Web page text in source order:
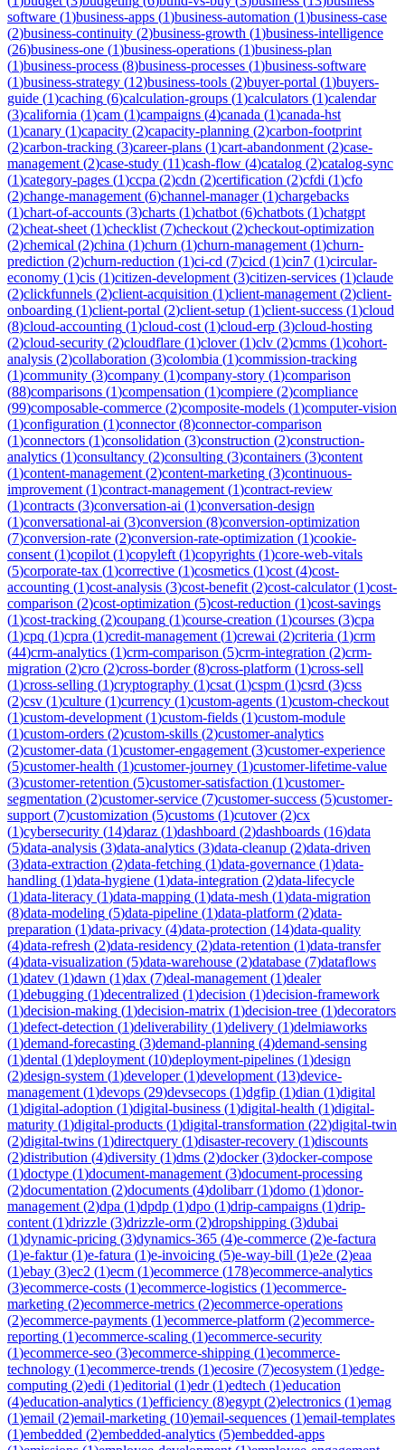
software (1)business-apps (1)business-automation (1)business-case
(2)business-continuity (2)business-growth (1)business-intelligence
(26)business-one (1)business-operations (1)business-plan
(1)business-process (8)business-processes (1)business-software
(1)business-strategy (12)business-tools (2)buyer-portal (1)buyers-
guide (1)caching (6)calculation-groups (1)calculators (1)calendar
(3)california (1)cam (1)campaigns (4)canada (1)canada-hst
(1)canary (1)capacity (2)capacity-planning (2)carbon-footprint
(2)carbon-tracking (3)career-plans (1)cart-abandonment (2)case-
management (2)case-study (11)cash-flow (4)catalog (2)catalog-sync
(1)category-pages (1)ccpa (2)cdn (2)certification (2)cfdi (1)cfo
(2)change-management (6)channel-manager(1)chargebacks
(1)chart-of-accounts (3)charts (1)chatbot (6)chatbots (1)chatgpt
(2)cheat-sheet (1)checklist (7)checkout (2)checkout-optimization
(2)chemical (2)china (1)churn (1)churn-management (1)churn-
prediction (2)churn-reduction (1)ci-cd (7)cicd (1)cin7 (1)circular-
economy (1)cis (1)citizen-development (3)citizen-services (1)claude
(2)clickfunnels (2)client-acquisition (1)client-management (2)client-
onboarding (1)client-portal (2)client-setup (1)client-success (1)cloud
(8)cloud-accounting (1)cloud-cost (1)cloud-erp (3)cloud-hosting
(2)cloud-security (2)cloudflare (1)clover(1)clv (2)cmms (1)cohort-
analysis (2)collaboration (3)colombia (1)commission-tracking
(1)community (3)company (1)company-story (1)comparison
(88)comparisons (1)compensation (1)compiere (2)compliance
(99)composable-commerce (2)composite-models (1)computer-vision
(1)configuration (1)connector(8)connector-comparison
(1)connectors (1)consolidation (3)construction (2)construction-
analytics (1)consultancy (2)consulting (3)containers (3)content
(1)content-management (2)content-marketing (3)continuous-
improvement (1)contract-management (1)contract-review
(1)contracts (3)conversation-ai (1)conversation-design
(1)conversational-ai (3)conversion (8)conversion-optimization
(7)conversion-rate (2)conversion-rate-optimization (1)cookie-
consent (1)copilot (1)copyleft (1)copyrights (1)core-web-vitals
(5)corporate-tax (1)corrective (1)cosmetics (1)cost (4)cost-
accounting (1)cost-analysis (3)cost-benefit (2)cost-calculator(1)cost-
comparison (2)cost-optimization (5)cost-reduction (1)cost-savings
(1)cost-tracking (2)coupang (1)course-creation (1)courses (3)cpa
(1)cpq (1)cpra (1)credit-management (1)crewai (2)criteria (1)crm
(44)crm-analytics (1)crm-comparison (5)crm-integration (2)crm-
migration (2)cro (2)cross-border(8)cross-platform (1)cross-sell
(1)cross-selling (1)cryptography (1)csat (1)cspm (1)csrd (3)css
(2)csv (1)culture (1)currency (1)custom-agents (1)custom-checkout
(1)custom-development (1)custom-fields (1)custom-module
(1)custom-orders (2)custom-skills (2)customer-analytics
(2)customer-data (1)customer-engagement (3)customer-experience
(5)customer-health (1)customer-journey (1)customer-lifetime-value
(3)customer-retention (5)customer-satisfaction (1)customer-
segmentation (2)customer-service (7)customer-success (5)customer-
support (7)customization (5)customs (1)cutover(2)cx
(1)cybersecurity (14)daraz (1)dashboard (2)dashboards (16)data
(5)data-analysis (3)data-analytics (3)data-cleanup (2)data-driven
(3)data-extraction (2)data-fetching (1)data-governance (1)data-
handling (1)data-hygiene (1)data-integration (2)data-lifecycle
(1)data-literacy (1)data-mapping (1)data-mesh (1)data-migration
(8)data-modeling (5)data-pipeline (1)data-platform (2)data-
preparation (1)data-privacy (4)data-protection (14)data-quality
(4)data-refresh (2)data-residency (2)data-retention (1)data-transfer
(4)data-visualization (5)data-warehouse (2)database (7)dataflows
(1)datev (1)dawn (1)dax (7)deal-management (1)dealer
(1)debugging (1)decentralized (1)decision (1)decision-framework
(1)decision-making (1)decision-matrix (1)decision-tree (1)decorators
(1)defect-detection (1)deliverability (1)delivery (1)delmiaworks
(1)demand-forecasting (3)demand-planning (4)demand-sensing
(1)dental (1)deployment (10)deployment-pipelines (1)design
(2)design-system (1)developer(1)development (13)device-
management (1)devops (29)devsecops (1)dgfip (1)dian (1)digital
(1)digital-adoption (1)digital-business (1)digital-health (1)digital-
maturity (1)digital-products (1)digital-transformation (22)digital-twin
(2)digital-twins (1)directquery (1)disaster-recovery (1)discounts
(2)distribution (4)diversity (1)dms (2)docker(3)docker-compose
(1)doctype (1)document-management (3)document-processing
(2)documentation (2)documents (4)dolibarr(1)domo (1)donor-
management (2)dpa (1)dpdp (1)dpo (1)drip-campaigns (1)drip-
content (1)drizzle (3)drizzle-orm (2)dropshipping (3)dubai
(1)dynamic-pricing (3)dynamics-365 (4)e-commerce (2)e-factura
(1)e-faktur(1)e-fatura (1)e-invoicing (5)e-way-bill (1)e2e (2)eaa
(1)ebay (3)ec2 (1)ecm (1)ecommerce (178)ecommerce-analytics
(3)ecommerce-costs (1)ecommerce-logistics (1)ecommerce-
marketing (2)ecommerce-metrics (2)ecommerce-operations
(2)ecommerce-payments (1)ecommerce-platform (2)ecommerce-
reporting (1)ecommerce-scaling (1)ecommerce-security
(1)ecommerce-seo (3)ecommerce-shipping (1)ecommerce-
technology (1)ecommerce-trends (1)ecosire (7)ecosystem (1)edge-
computing (2)edi (1)editorial (1)edr(1)edtech (1)education
(4)education-analytics (1)efficiency (8)egypt (2)electronics (1)emag
(1)email (2)email-marketing (10)email-sequences (1)email-templates
(1)embedded (2)embedded-analytics (5)embedded-apps